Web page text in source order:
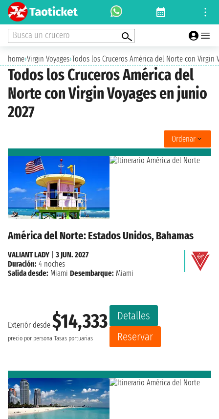
Busca un crucero
home›Virgin Voyages›Todos los Cruceros América del Norte con Virgin
Todos los Cruceros América del
Norte con Virgin Voyages en junio
2027
Ordenar
América del Norte: Estados Unidos, Bahamas
Exteriór desde $14,333
precio por persona Tasas portuarias
Detalles
Reservar
VALIANT LADY
3 JUN. 2027
Duración: 4 noches
Salida desde: Miami Desembarque: Miami